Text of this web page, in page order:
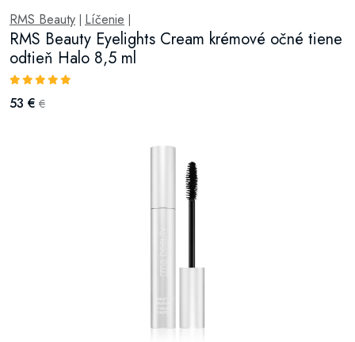
RMS Beauty Líčenie
RMS Beauty Eyelights Cream krémové očné tiene
odtieň Halo 8,5 ml
53 € €